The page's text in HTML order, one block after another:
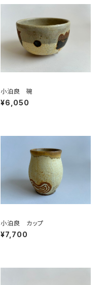
小泊良 碗
¥6,050
小泊良 カップ
¥7,700